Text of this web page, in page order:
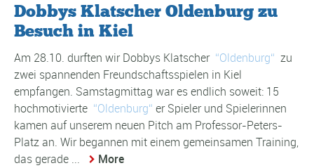
Dobbys Klatscher Oldenburg zu
Besuch in Kiel
Am 28.10. durften wir Dobbys Klatscher Oldenburg
zu
zwei spannenden Freundschaftsspielen in Kiel
empfangen. Samstagmittag war es endlich soweit: 15
hochmotivierte
Oldenburg er Spieler und Spielerinnen
kamen auf unserem neuen Pitch am Professor-Peters-
Platz an. Wir begannen mit einem gemeinsamen Training,
das gerade ...
More